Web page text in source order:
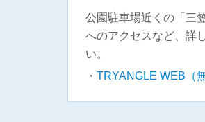
公園駐車場近くの「三
へのアクセスなど、詳
い。
TRYANGLE WEB（